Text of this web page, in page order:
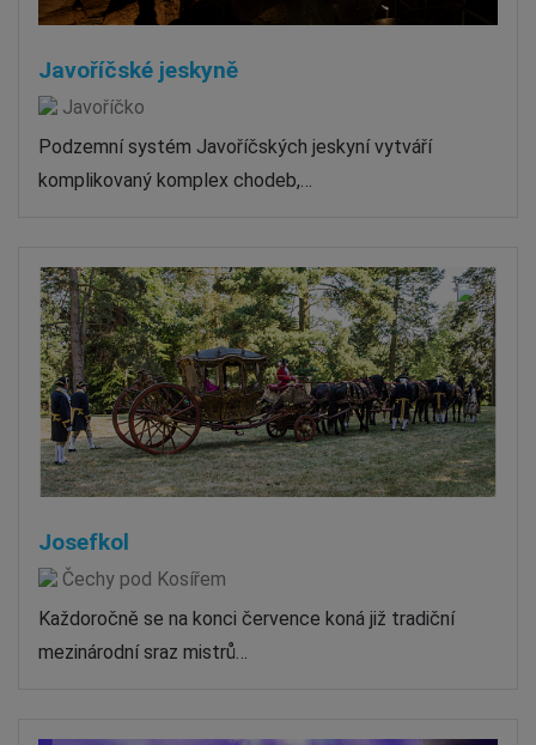
Javoříčské jeskyně
Javoříčko
Podzemní systém Javoříčských jeskyní vytváří
komplikovaný komplex chodeb,…
Josefkol
Čechy pod Kosířem
Každoročně se na konci července koná již tradiční
mezinárodní sraz mistrů…